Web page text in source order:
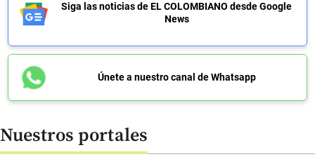
Siga las noticias de EL COLOMBIANO desde Google
News
Únete a nuestro canal de Whatsapp
Nuestros portales